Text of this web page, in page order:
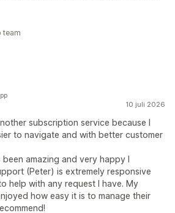
team
10 juli 2026
subscription service because I
to navigate and with better customer
amazing and very happy I
(Peter) is extremely responsive
help with any request I have. My
how easy it is to manage their